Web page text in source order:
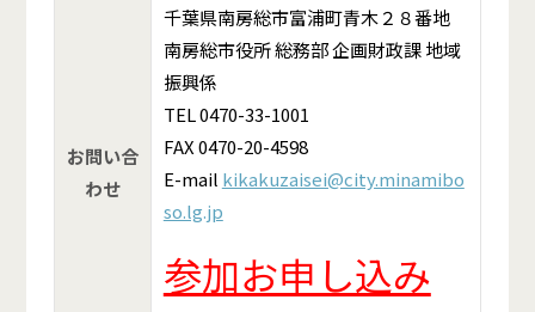
お問い合
わせ
千葉県南房総市富浦町青木２８番地
南房総市役所 総務部 企画財政課 地域
振興係
TEL 0470-33-1001
FAX 0470-20-4598
E-mail kikakuzaisei@city.minamibo
so.lg.jp
参加お申し込み